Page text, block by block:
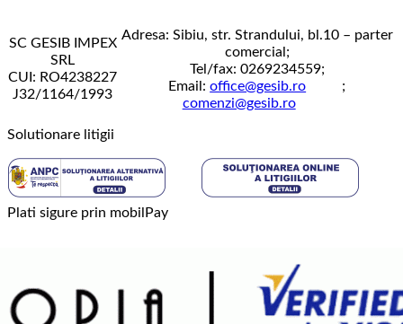
SC GESIB IMPEX
SRL
CUI: RO4238227
J32/1164/1993
Adresa: Sibiu, str. Strandului, bl.10 – parter
comercial;
Tel/fax: 0269234559;
Email:office@gesib.ro
;
comenzi@gesib.ro
Solutionare litigii
Plati sigure prin mobilPay